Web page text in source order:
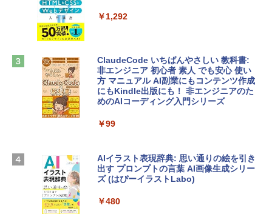
￥2,952
Apple 2026 MacBook Air M5チップ搭載
igence、13.6インチLiquid Retinaディ
ームカメラ、日本語キーボード、Touch I
D - ミッドナイト
インゲームコード】 ロブロックス |オン
Robloxギフトカード - 2,000 Robux 【限
定バーチャルアイテムを含む】 【オンラ
インゲームコード】 ロブロックス | オン
Microsoft Office Home & Business 202
4(最新 永続版)|オンラインコード版|Wind
￥1,292
ClaudeCode いちばんやさしい 教科書:
非エンジニア 初心者 素人 でも安心 使い
方 マニュアル AI副業にもコンテンツ作成
にもKindle出版にも！ 非エンジニアのた
めのAIコーディング入門シリーズ
￥99
AIイラスト表現辞典: 思い通りの絵を引き
出す プロンプトの言葉 AI画像生成シリー
ズ (はぴーイラストLabo)
￥480